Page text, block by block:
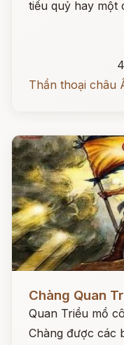
tiểu quỷ hay một
Thần thoại châu
Chàng Quan
Quan Triều mồ
Chàng được các